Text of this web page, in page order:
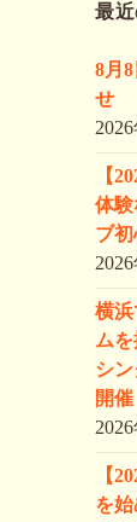
最
8月
せ
【
体験
ブ
横
ム
シ
開催
【
を